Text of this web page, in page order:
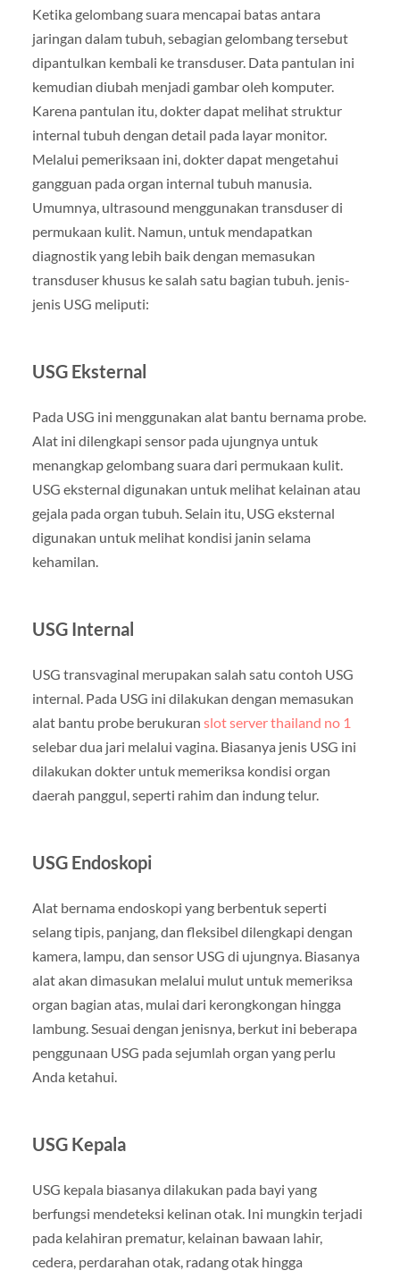
Ketika gelombang suara mencapai batas antara
jaringan dalam tubuh, sebagian gelombang tersebut
dipantulkan kembali ke transduser. Data pantulan ini
kemudian diubah menjadi gambar oleh komputer.
Karena pantulan itu, dokter dapat melihat struktur
internal tubuh dengan detail pada layar monitor.
Melalui pemeriksaan ini, dokter dapat mengetahui
gangguan pada organ internal tubuh manusia.
Umumnya, ultrasound menggunakan transduser di
permukaan kulit. Namun, untuk mendapatkan
diagnostik yang lebih baik dengan memasukan
transduser khusus ke salah satu bagian tubuh. jenis-
jenis USG meliputi:
USG Eksternal
Pada USG ini menggunakan alat bantu bernama probe.
Alat ini dilengkapi sensor pada ujungnya untuk
menangkap gelombang suara dari permukaan kulit.
USG eksternal digunakan untuk melihat kelainan atau
gejala pada organ tubuh. Selain itu, USG eksternal
digunakan untuk melihat kondisi janin selama
kehamilan.
USG Internal
USG transvaginal merupakan salah satu contoh USG
internal. Pada USG ini dilakukan dengan memasukan
alat bantu probe berukuran slot server thailand no 1
selebar dua jari melalui vagina. Biasanya jenis USG ini
dilakukan dokter untuk memeriksa kondisi organ
daerah panggul, seperti rahim dan indung telur.
USG Endoskopi
Alat bernama endoskopi yang berbentuk seperti
selang tipis, panjang, dan fleksibel dilengkapi dengan
kamera, lampu, dan sensor USG di ujungnya. Biasanya
alat akan dimasukan melalui mulut untuk memeriksa
organ bagian atas, mulai dari kerongkongan hingga
lambung. Sesuai dengan jenisnya, berkut ini beberapa
penggunaan USG pada sejumlah organ yang perlu
Anda ketahui.
USG Kepala
USG kepala biasanya dilakukan pada bayi yang
berfungsi mendeteksi kelinan otak. Ini mungkin terjadi
pada kelahiran prematur, kelainan bawaan lahir,
cedera, perdarahan otak, radang otak hingga